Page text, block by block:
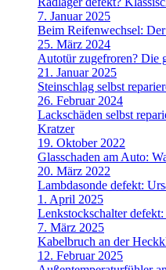
7. Januar 2025
Beim Reifenwechsel:
25. März 2024
Autotür zugefroren? Die
21. Januar 2025
Steinschlag selbst
26. Februar 2024
Lackschäden selbst
Kratzer
19. Oktober 2022
Glasschaden am Auto:
20. März 2022
Lambdasonde defekt:
1. April 2025
Lenkstockschalter
7. März 2025
Kabelbruch an der
12. Februar 2025